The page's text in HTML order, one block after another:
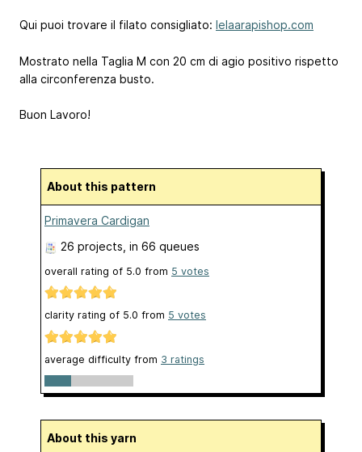
Qui puoi trovare il filato consigliato: lelaarapishop.com
Mostrato nella Taglia M con 20 cm di agio positivo rispetto
alla circonferenza busto.
Buon Lavoro!
About this pattern
Primavera Cardigan
26 projects , in 66 queues
overall rating of 5.0 from 5 votes
clarity rating of 5.0 from 5 votes
average difficulty from 3 ratings
About this yarn